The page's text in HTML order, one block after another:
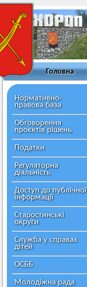
Головна
Нормативно-
правова база
Обговорення
проєктів рішень
Податки
Регуляторна
діяльність
Доступ до публічної
інформації
Старостинські
округи
Служба у справах
дітей
ОСББ
Молодіжна рада